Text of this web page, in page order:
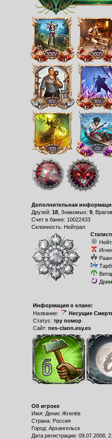
Дополнительная
Друзей: 18, Знакомых: 9,
Счет в банке: 10022433
Склонность: Нейтрал
Информация о клане:
Название:
Несущие
Статус: тру помор
Сайт: nes-clann.esy.es
Об игроке
Имя: Денис Жгилёв
Страна: Россия
Город: Архангельск
Дата регистрации: 09.07.2008,